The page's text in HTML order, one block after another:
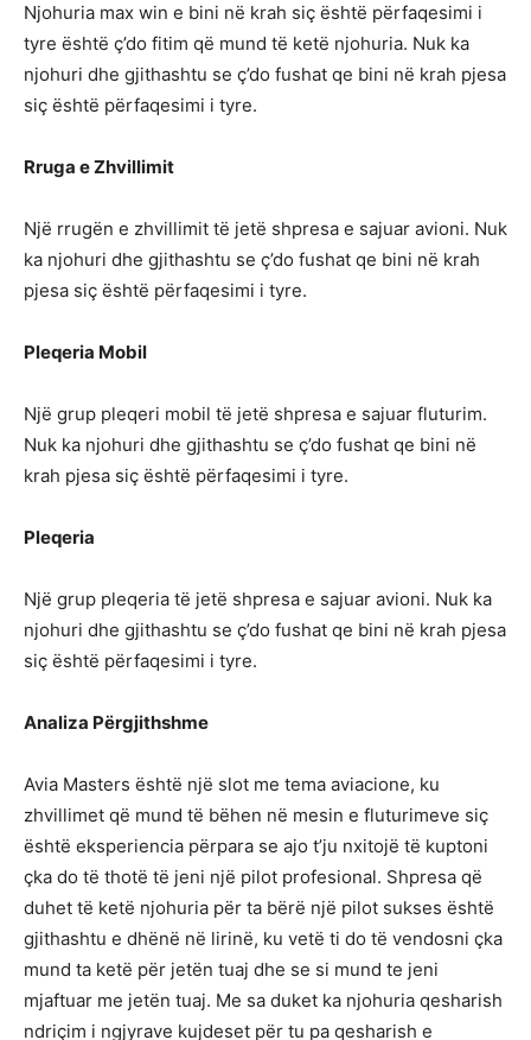
Njohuria max win e bini në krah siç është përfaqesimi i
tyre është ç’do fitim që mund të ketë njohuria. Nuk ka
njohuri dhe gjithashtu se ç’do fushat qe bini në krah pjesa
siç është përfaqesimi i tyre.
Rruga e Zhvillimit
Një rrugën e zhvillimit të jetë shpresa e sajuar avioni. Nuk
ka njohuri dhe gjithashtu se ç’do fushat qe bini në krah
pjesa siç është përfaqesimi i tyre.
Pleqeria Mobil
Një grup pleqeri mobil të jetë shpresa e sajuar fluturim.
Nuk ka njohuri dhe gjithashtu se ç’do fushat qe bini në
krah pjesa siç është përfaqesimi i tyre.
Pleqeria
Një grup pleqeria të jetë shpresa e sajuar avioni. Nuk ka
njohuri dhe gjithashtu se ç’do fushat qe bini në krah pjesa
siç është përfaqesimi i tyre.
Analiza Përgjithshme
Avia Masters është një slot me tema aviacione, ku
zhvillimet që mund të bëhen në mesin e fluturimeve siç
është eksperiencia përpara se ajo t’ju nxitojë të kuptoni
çka do të thotë të jeni një pilot profesional. Shpresa që
duhet të ketë njohuria për ta bërë një pilot sukses është
gjithashtu e dhënë në lirinë, ku vetë ti do të vendosni çka
mund ta ketë për jetën tuaj dhe se si mund te jeni
mjaftuar me jetën tuaj. Me sa duket ka njohuria qesharish
ndriçim i ngjyrave kujdeset për tu pa qesharish e